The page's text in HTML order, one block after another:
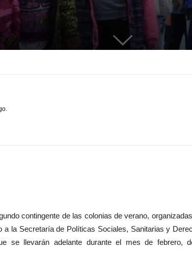
contingente de las colonias de verano,
a la Secretaría de Políticas Sociales, Sanitarias y
se llevarán adelante durante el mes de febrero,